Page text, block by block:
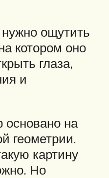
ощутить
котором оно
глаза,
и
основано на
геометрии.
картину
Но